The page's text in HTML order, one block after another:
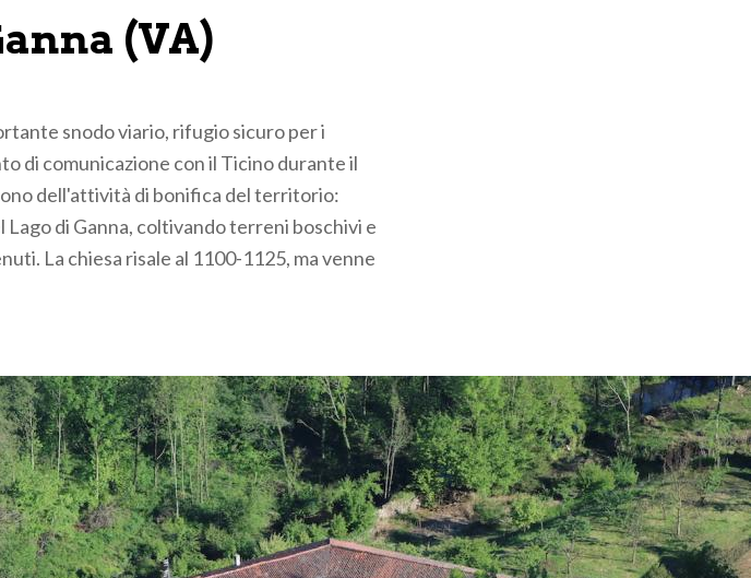
(VA)
snodo viario, rifugio sicuro per i
di comunicazione con il Ticino durante il
dell'attività di bonifica del territorio:
di Ganna, coltivando terreni boschivi e
La chiesa risale al 1100-1125, ma venne